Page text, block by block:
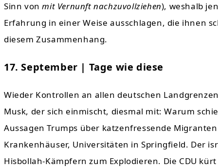
Sinn vonmit Vernunft nachzuvollziehen), weshalb
Erfahrung in einer Weise ausschlagen, die ihnen
diesem Zusammenhang.
17. September | Tage wie diese
Wieder Kontrollen an allen deutschen
Musk, der sich einmischt, diesmal mit: Warum
Aussagen Trumps über katzenfressende
Krankenhäuser, Universitäten in Springfield. Der
Hisbollah-Kämpfern zum Explodieren. Die CDU